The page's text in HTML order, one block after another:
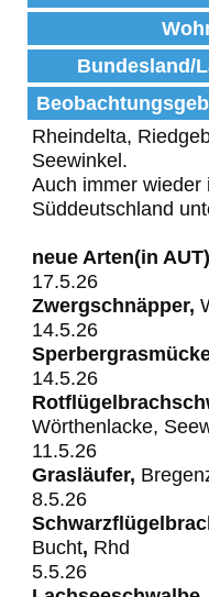
Bundesland/
Rheindelta,
Seewinkel.
Auch immer wieder
Süddeutschland
neue Arten(in
17.5.26
Zwergschnäpper,
14.5.26
14.5.26
Wörthenlacke,
11.5.26
Grasläufer,
8.5.26
Bucht, Rhd
5.5.26